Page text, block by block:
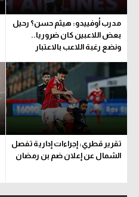
مدرب أوفييدو: هيثم حسن؟ رحيل
بعض اللاعبين كان ضروريا..
ونضع رغبة اللاعب بالاعتبار
تقرير قطري: إجراءات إدارية تفصل
الشمال عن إعلان ضم بن رمضان